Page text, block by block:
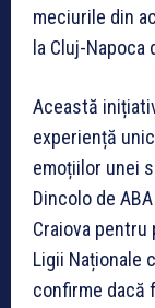
meciurile din
la Cluj-
Această
experiență
emoțiilor unei
Dincolo de
Craiova
Ligii Naționale
confirme dacă